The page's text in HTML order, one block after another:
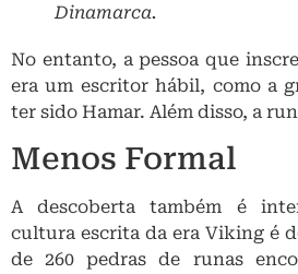
Dinamarca.
No entanto, a pessoa que
era um escritor hábil, como a
ter sido Hamar. Além disso, a
Menos Formal
A descoberta também é
cultura escrita da era Viking é
de 260 pedras de runas